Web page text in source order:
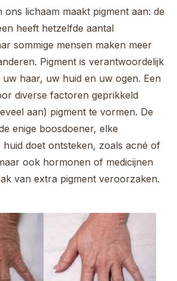
ons lichaam maakt pigment aan: de
heeft hetzelfde aantal
sommige mensen maken meer
Pigment is verantwoordelijk
haar, uw huid en uw ogen. Een
diverse factoren geprikkeld
aan) pigment te vormen. De
enige boosdoener, elke
huid doet ontsteken, zoals acné of
ook hormonen of medicijnen
van extra pigment veroorzaken.